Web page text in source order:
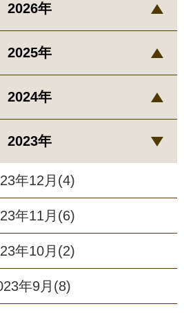
2026年
2025年
2024年
2023年
年12月(4)
年11月(6)
年10月(2)
年9月(8)